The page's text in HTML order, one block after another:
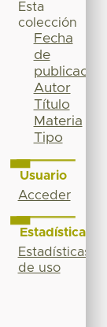
Esta
colección
Fecha
de
publicación
Autor
Título
Materia
Tipo
Usuario
Acceder
Estadísticas
Estadísticas
de uso